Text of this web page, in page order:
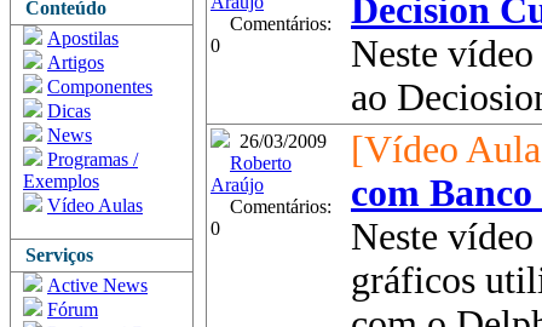
Conteúdo
Apostilas
Artigos
Componentes
Dicas
News
Programas /
Exemplos
Vídeo Aulas
Serviços
Active News
Fórum
Comentários:
0
Decision
Neste
ao
26/03/2009
Roberto
Araújo
Comentários:
0
[Vídeo
com
Neste
gráficos